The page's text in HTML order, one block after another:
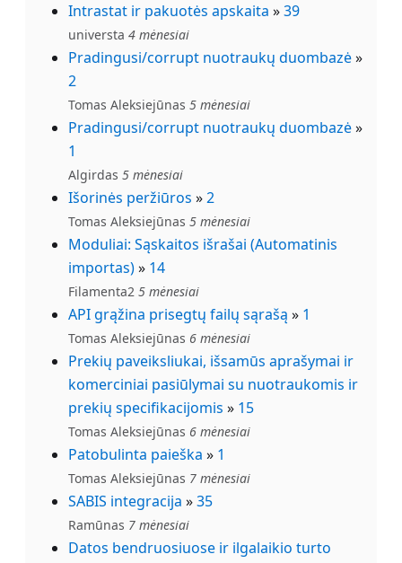
Intrastat ir pakuotės apskaita »39
universta 4 mėnesiai
Pradingusi/corrupt nuotraukų duombazė»
2
Tomas Aleksiejūnas 5 mėnesiai
Pradingusi/corrupt nuotraukų duombazė»
1
Algirdas 5 mėnesiai
Išorinės peržiūros »2
Tomas Aleksiejūnas 5 mėnesiai
Moduliai: Sąskaitos išrašai (Automatinis
importas)» 14
Filamenta2 5 mėnesiai
API grąžina prisegtų failų sąrašą » 1
Tomas Aleksiejūnas 6 mėnesiai
Prekių paveiksliukai, išsamūs aprašymai ir
komerciniai pasiūlymai su nuotraukomis ir
prekių specifikacijomis » 15
Tomas Aleksiejūnas 6 mėnesiai
Patobulinta paieška » 1
Tomas Aleksiejūnas 7 mėnesiai
SABIS integracija »35
Ramūnas 7 mėnesiai
Datos bendruosiuose ir ilgalaikio turto